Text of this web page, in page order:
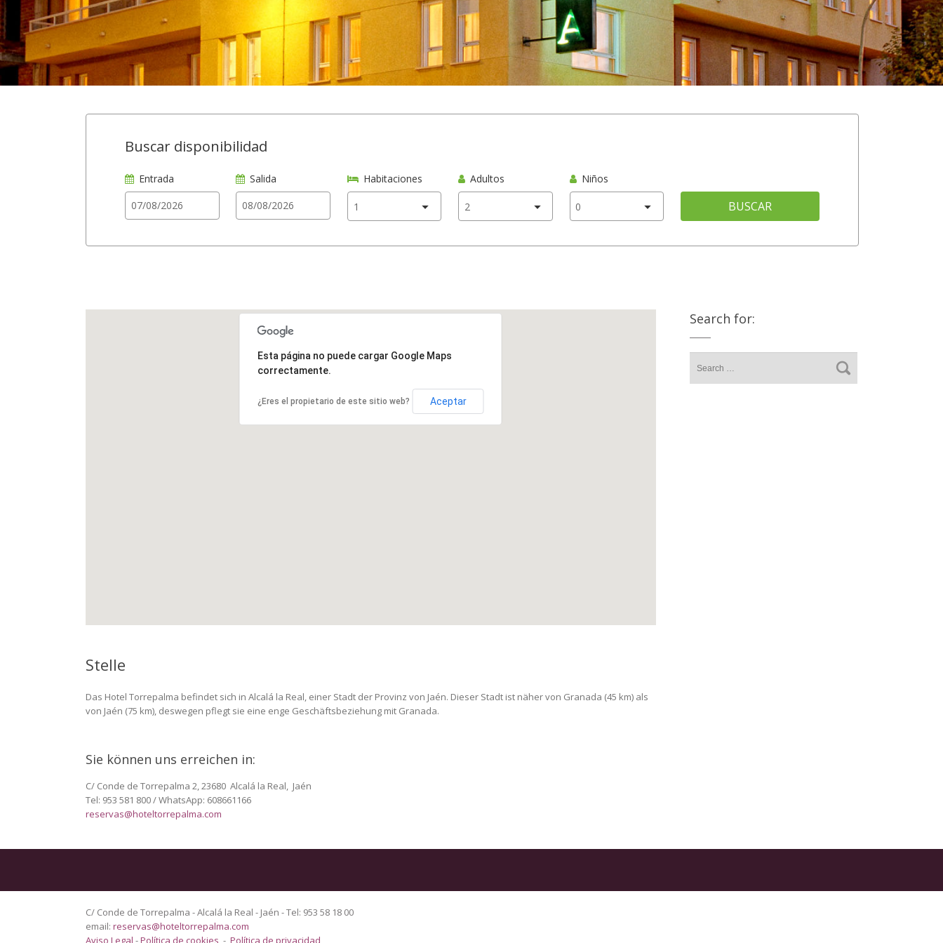
Buscar disponibilidad
Entrada Salida Habitaciones Adultos Niños
BUSCAR
Esta página no puede cargar Google Maps
correctamente.
¿Eres el propietario de este sitio web? Aceptar
Stelle
Das Hotel Torrepalma befindet sich in Alcalá la Real, einer Stadt der Provinz von Jaén. Dieser Stadt ist näher von Granada (45 km) als
von Jaén (75 km), deswegen pflegt sie eine enge Geschäftsbeziehung mit Granada.
Sie können uns erreichen in:
C/ Conde de Torrepalma 2, 23680 Alcalá la Real, Jaén
Tel: 953 581 800 / WhatsApp: 608661166
reservas@hoteltorrepalma.com
Search for:
C/ Conde de Torrepalma - Alcalá la Real - Jaén - Tel: 953 58 18 00
email: reservas@hoteltorrepalma.com
Aviso Legal -Política de cookies - Política de privacidad